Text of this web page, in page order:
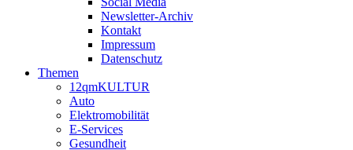
Newsletter-Archiv
Kontakt
Impressum
Datenschutz
Themen
12qmKULTUR
Auto
Elektromobilität
E-Services
Gesundheit